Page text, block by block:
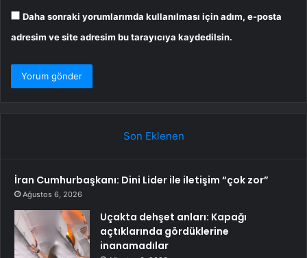
Daha sonraki yorumlarımda kullanılması için adım, e-posta
adresim ve site adresim bu tarayıcıya kaydedilsin.
Son Eklenen
İran Cumhurbaşkanı: Dini Lider ile iletişim “çok zor”
Ağustos 6, 2026
Uçakta dehşet anları: Kapağı
açtıklarında gördüklerine
inanamadılar